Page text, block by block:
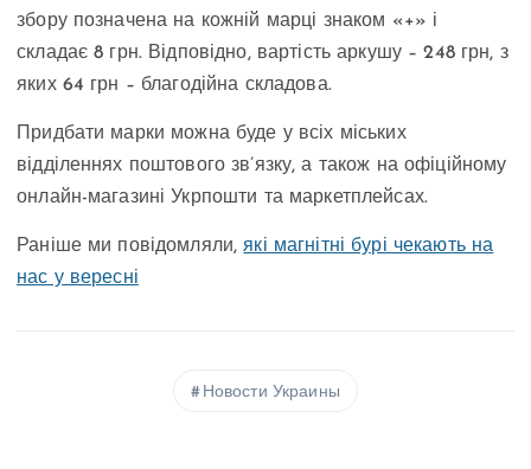
збору позначена на кожній марці знаком «+» і
складає 8 грн. Відповідно, вартість аркушу – 248 грн, з
яких 64 грн – благодійна складова.
Придбати марки можна буде у всіх міських
відділеннях поштового зв’язку, а також на офіційному
онлайн-магазині Укрпошти та маркетплейсах.
Раніше ми повідомляли,які магнітні бурі чекають на
нас у вересні
Новости Украины